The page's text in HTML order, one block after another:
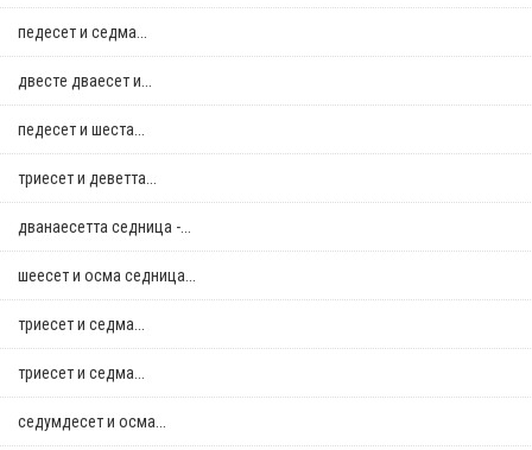
педесет и седма...
двестe дваесет и...
педесет и шеста...
триесет и деветта...
дванаесетта седница -...
шеесет и осма седница...
триесет и седма...
триесет и седма...
седумдесет и осма...